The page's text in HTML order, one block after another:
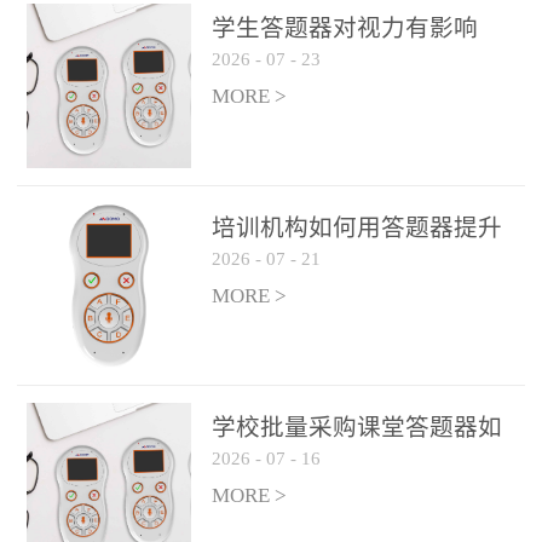
几步：打开软件、选择互
动模式、发起互动任务，
整个过程不超过 30 秒，完
美融入正常教学流程，避
免打断课堂连贯性。无论
点讲解互动，还是课后即
时反馈，QVote 都能灵活
适配不同教学环节需求，
让教师专注于教学内容本
身，而非技术操作。多元
热情QVote 提供了丰富的
互动功能矩阵，满足不同
学科、不同教学目标的互
动需求：即时答题：支持
学生答题器对视力有影响
吗？
2026 - 07 - 23
MORE >
培训机构如何用答题器提升
学生专注度
2026 - 07 - 21
MORE >
学校批量采购课堂答题器如
何选厂家
2026 - 07 - 16
MORE >